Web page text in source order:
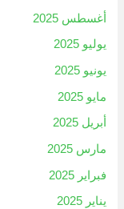
أغسطس 2025
يوليو 2025
يونيو 2025
مايو 2025
أبريل 2025
مارس 2025
فبراير 2025
يناير 2025